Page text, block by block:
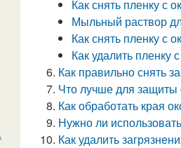
Как снять пленку с
Мыльный раствор
Как снять пленку с
Как удалить пленку
Как правильно снять
Что лучше для защиты
Как обработать края
Нужно ли
Как удалить